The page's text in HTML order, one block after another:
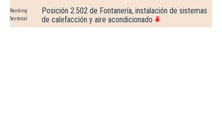
Ranking
Sectorial
Posición 2.502 de Fontanería, instalación de sistemas
de calefacción y aire acondicionado